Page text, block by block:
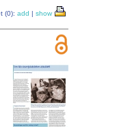
(0): add | show